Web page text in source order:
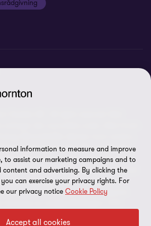
Ltd
antingen det varumärke under vilket Grant
tillhandahåller tjänster inom revision,
till sina kunder, eller ett eller flera
på sammanhanget. Grant Thornton
i Grant Thornton International
utgör inget globalt
varje medlemsföretag utgör en separat
information to measure and improve
to assist our marketing campaigns and to
content and advertising. By clicking the
can exercise your privacy rights. For
our privacy notice Cookie Policy
Accept all cookies